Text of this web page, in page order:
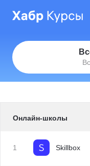
Онлайн-школы
1 Skillbox